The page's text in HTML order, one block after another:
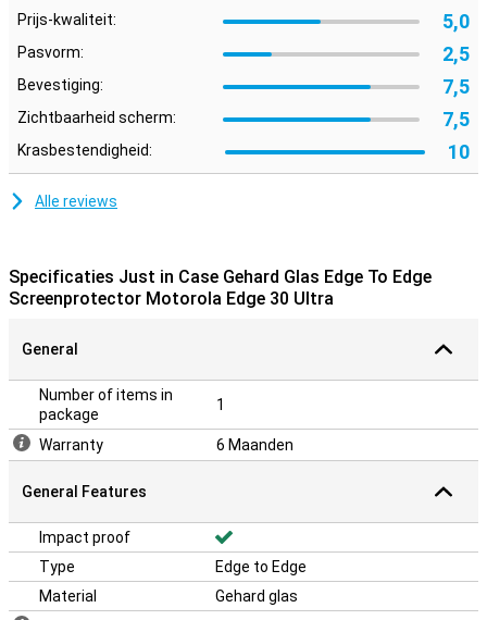
Prijs-kwaliteit: 5,0
Pasvorm: 2,5
Bevestiging: 7,5
Zichtbaarheid scherm: 7,5
Krasbestendigheid: 10
Alle reviews
Specificaties Just in Case Gehard Glas Edge To Edge
Screenprotector Motorola Edge 30 Ultra
General
Number of items in
package
1
Warranty 6 Maanden
General Features
Impact proof
Type
Edge to Edge
Material
Gehard glas